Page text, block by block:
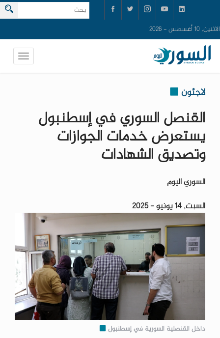
الاثنين, 10 أغسطس - 2026
لاجئون
القنصل السوري في إسطنبول
يستعرض خدمات الجوازات
وتصديق الشهادات
السوري اليوم
السبت, 14 يونيو - 2025
داخل القنصلية السورية في إسطنبول